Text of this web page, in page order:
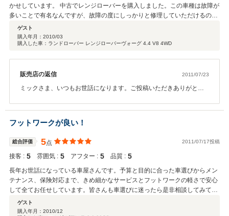
かせしています。 中古でレンジローバーを購入しました。この車種は故障が
多いことで有名なんですが、故障の度にしっかりと修理していただけるの
で、最近は絶好調！問題なし！の車にうまれかわりました！家族を乗せて遠
くへ旅行に出ても、安心です！
ゲスト
購入年月： 2010/03
購入した車：ランドローバー レンジローバーヴォーグ 4.4 V8 4WD
販売店の返信 2011/07/23
ミックさま、いつもお世話になります。ご投稿いただきありがとう
合いの方もご紹介いただければ在庫車や現在入庫予定にないお車
も、お客様の予算や希望その他こだわり等をお伺いして厳選した１
台を入庫することも可能ですので、お気軽にご相談ください！この
度は本当にありがとうございました！これからも、どうぞよろしく
お願いします！！！
フットワークが良い！
総合評価 5点 2011/07/17投稿
接客 : 5 雰囲気 : 5 アフター : 5 品質 : 5
長年お世話になっている車屋さんです。予算と目的に合った車選びからメン
テナンス、保険対応まで、きめ細かなサービスとフットワークの軽さで安心
して全てお任せしています。皆さんも車選びに迷ったら是非相談してみてく
ださい！
ゲスト
購入年月： 2010/12